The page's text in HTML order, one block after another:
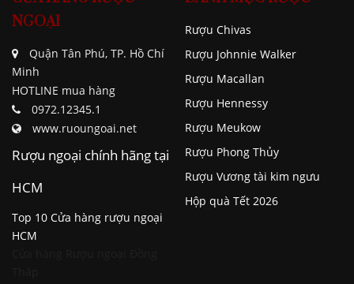
NGOẠI
Quận Tân Phú, TP. Hồ Chí
Minh
HOTLINE mua hàng
0972.12345.1
www.ruoungoai.net
Rượu ngoại chính hãng tại
HCM
Top 10 Cửa hàng rượu ngoại
HCM
Rượu Chivas
Rượu Johnnie Walker
Rượu Macallan
Rượu Hennessy
Rượu Meukow
Rượu Phong Thủy
Rượu Vương tài kim ngưu
Hộp quà Tết 2026